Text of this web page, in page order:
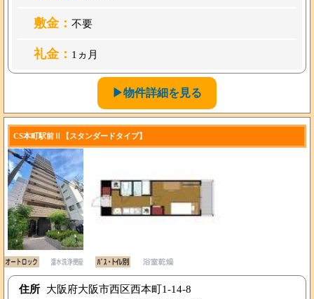
敷金： 不要
礼金： 1ヵ月
▶物件詳細を見る
CS本町駅前Ⅱ【スタンダードタイプ】
住所
大阪府大阪市西区西本町1-14-8